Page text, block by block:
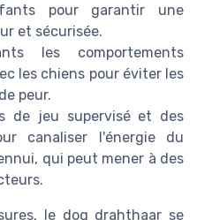
pour garantir une
et sécurisée.
les comportements
les chiens pour éviter les
peur.
de jeu supervisé et des
canaliser l'énergie du
qui peut mener à des
le dog drahthaar se